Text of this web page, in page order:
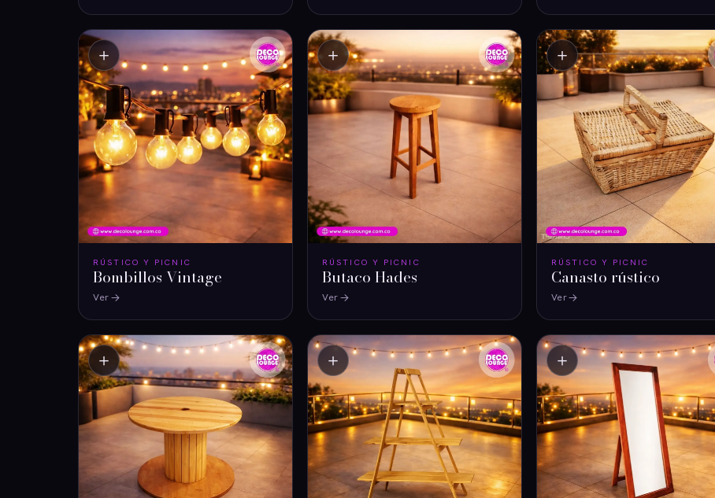
RÚSTICO Y PICNIC
Bombillos Vintage
Ver
＋
RÚSTICO Y PICNIC
Butaco Hades
Ver
＋
RÚSTICO Y PICNIC
Canasto rústico
Ver
＋
＋ ＋ ＋